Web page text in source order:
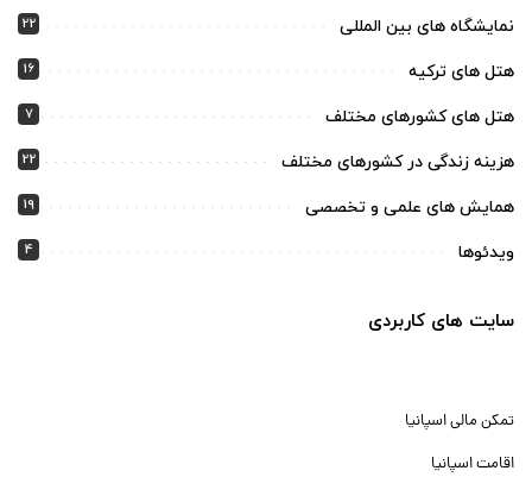
نمایشگاه های بین المللی 22
هتل های ترکیه 16
هتل های کشورهای مختلف 7
هزینه زندگی در کشورهای مختلف 22
همایش های علمی و تخصصی 19
ویدئوها 4
سایت های کاربردی
تمکن مالی اسپانیا
اقامت اسپانیا